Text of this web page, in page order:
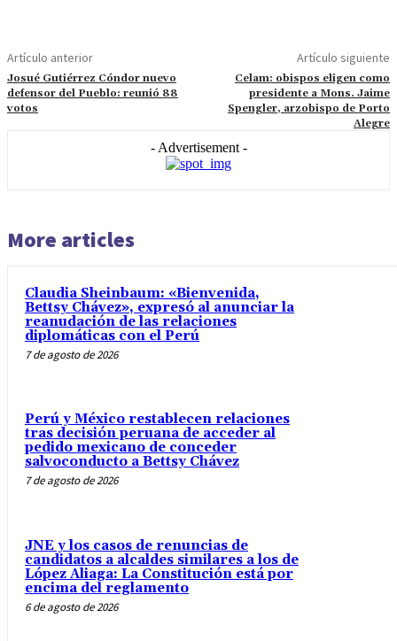
Artículo anterior
Josué Gutiérrez Cóndor nuevo
defensor del Pueblo: reunió 88
votos
Artículo siguiente
Celam: obispos eligen como
presidente a Mons. Jaime
Spengler, arzobispo de Porto
Alegre
- Advertisement -
More articles
Claudia Sheinbaum: «Bienvenida,
Bettsy Chávez», expresó al anunciar la
reanudación de las relaciones
diplomáticas con el Perú
7 de agosto de 2026
Perú y México restablecen relaciones
tras decisión peruana de acceder al
pedido mexicano de conceder
salvoconducto a Bettsy Chávez
7 de agosto de 2026
JNE y los casos de renuncias de
candidatos a alcaldes similares a los de
López Aliaga: La Constitución está por
encima del reglamento
6 de agosto de 2026